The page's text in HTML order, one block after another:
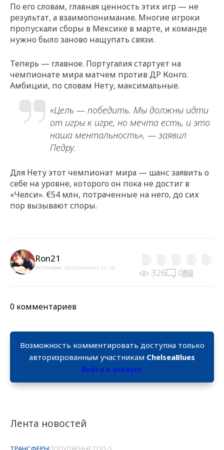
Лента новостей
По его словам, главная ценность этих игр — не
результат, а взаимопонимание. Многие игроки
пропускали сборы в Мексике в марте, и команде
нужно было заново нащупать связи.
Теперь — главное. Португалия стартует на
чемпионате мира матчем против ДР Конго.
Амбиции, по словам Нету, максимальные.
«Цель — победить. Мы должны идти
от игры к игре, но мечта есть, и это
наша ментальность», — заявил
Педру.
Для Нету этот чемпионат мира — шанс заявить о
себе на уровне, которого он пока не достиг в
«Челси». €54 млн, потраченные на него, до сих
пор вызывают споры.
Ron21
Источник: sportwitness.co.uk 326 0
0 комментариев
Возможность комментировать доступна только
авторизрованным участникам ChelseaBlues
Войти в аккаунт